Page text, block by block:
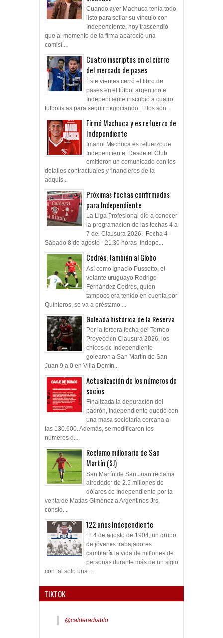
Cuando ayer Machuca tenía todo
listo para sellar su vínculo con
Independiente, hoy trascendió
que al momento de la firma apareció una
comisi...
Cuatro inscriptos en el cierre
del mercado de pases
Este viernes cerró el libro de
pases en el fútbol argentino e
Independiente inscribió a cuatro
futbolistas para seguir negociando. Ellos son...
Firmó Machuca y es refuerzo de
Independiente
Imanol Machuca es refuerzo de
Independiente. Desde el Club
emitieron un comunicado con los
detalles contractuales y financieros de la
adquis...
Próximas fechas confirmadas
para Independiente
La Liga Profesional dio a conocer
la programacion de las fechas 4 a
7 del Clausura 2026. Fecha 4 -
Sábado 8 de agosto - 21.30 horas Indepe...
Cedrés, también al Globo
Así como Ignacio Pussetto, el
volante uruguayo Rodrigo
Fernández Cedres, quien
tampoco era tenido en cuenta por
Quinteros, se va a préstamo ...
Goleada histórica de la Reserva
Por la tercera fecha del Torneo
Proyección Clausura 2026, los
chicos de Independiente
golearon a San Martín de San
Juan 9 a 0 en Villa Domín...
Actualización de los números de
socios
Finalizada la depuración del
padrón, Independiente quedó con
una masa societaria cercana a
las 130.600. Además, se modificaron los
números d...
Reclamo millonario de San
Martín (SJ)
San Martín de San Juan reclama
alrededor de 2.5 millones de
dólares de Independiente por la
venta de Matías Giménez a Argentinos Jrs,
consid...
122 años Independiente
El 4 de agosto de 1904, un grupo
de jóvenes trabajadores
cambiaría la vida de millones de
personas durante más de un siglo
con tal solo una ...
TIKTOK
@calderadiablo